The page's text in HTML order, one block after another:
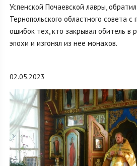
Успенской Почаевской лавры,
Тернопольского областного совета
ошибок тех, кто закрывал обитель в
эпохи и изгонял из нее монахов.
02.05.2023